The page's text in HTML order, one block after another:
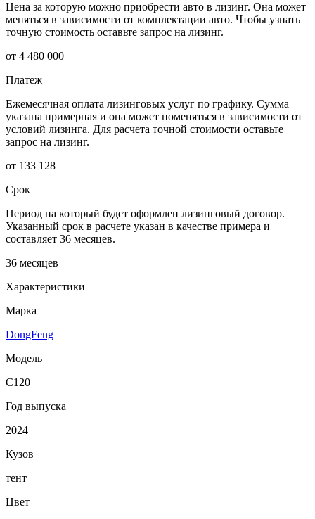
Цена за которую можно приобрести авто в лизинг. Она может
меняться в зависимости от комплектации авто. Чтобы узнать
точную стоимость оставьте запрос на лизинг.
от 4 480 000
Платеж
Ежемесячная оплата лизинговых услуг по графику. Сумма
указана примерная и она может поменяться в зависимости от
условий лизинга. Для расчета точной стоимости оставьте
запрос на лизинг.
от 133 128
Срок
Период на который будет оформлен лизинговый договор.
Указанный срок в расчете указан в качестве примера и
составляет 36 месяцев.
36 месяцев
Характеристики
Марка
DongFeng
Модель
C120
Год выпуска
2024
Кузов
тент
Цвет